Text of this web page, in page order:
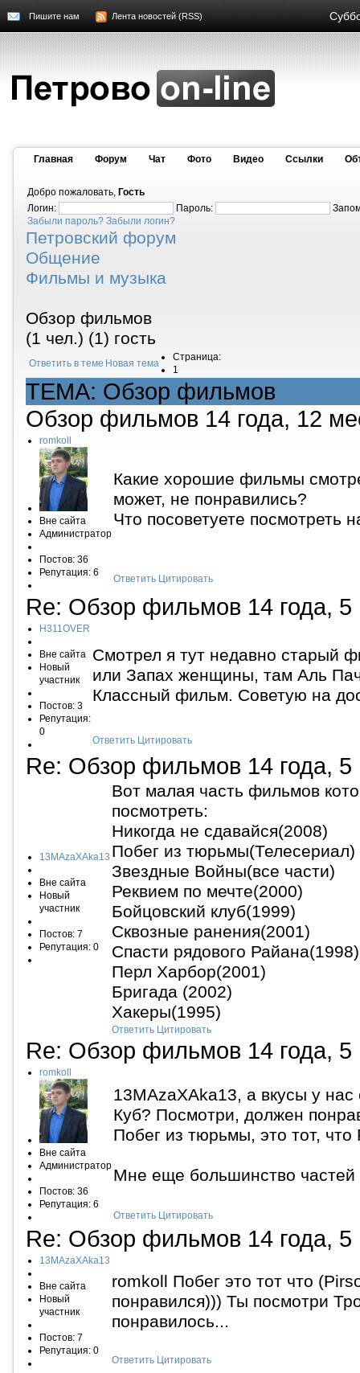
Пишите нам Лента новостей (RSS)
Главная Форум Чат Фото Видео Cсылки
Добро пожаловать, Гость
Логин:
Пароль:
Забыли пароль? Забыли логин?
Петровский форум
Общение
Фильмы и музыка
Обзор фильмов
(1 чел.) (1) гость
Ответить в теме Новая тема
Страница:
1
ТЕМА: Обзор фильмов
Обзор фильмов 14 года, 12
romkoll
Вне сайта
Администратор
Постов: 36
Репутация: 6
Какие хорошие фильмы
может, не понравились?
Что посоветуете посмотреть
Ответить Цитировать
Re: Обзор фильмов 14 года,
H311OVER
Вне сайта
Новый
участник
Постов: 3
Репутация:
0
Смотрел я тут недавно старый
или Запах женщины, там Аль
Классный фильм. Советую на
Ответить Цитировать
Re: Обзор фильмов 14 года,
13MAzaXAka13
Вне сайта
Новый
участник
Постов: 7
Репутация: 0
Вот малая часть фильмов
посмотреть:
Никогда не сдавайся(2008)
Побег из
Звездные Войны(все части)
Реквием по мечте(2000)
Бойцовский клуб(1999)
Сквозные ранения(2001)
Спасти рядового Райана(1998)
Перл Харбор(2001)
Бригада (2002)
Хакеры(1995)
Ответить Цитировать
Re: Обзор фильмов 14 года,
romkoll
Вне сайта
Администратор
Постов: 36
Репутация: 6
13MAzaXAka13, а вкусы у
Куб? Посмотри, должен
Побег из тюрьмы, это тот,
Мне еще большинство
Ответить Цитировать
Re: Обзор фильмов 14 года,
13MAzaXAka13
Вне сайта
Новый
участник
Постов: 7
Репутация: 0
romkoll Побег это тот что
понравился))) Ты посмотри
понравилось...
Ответить Цитировать